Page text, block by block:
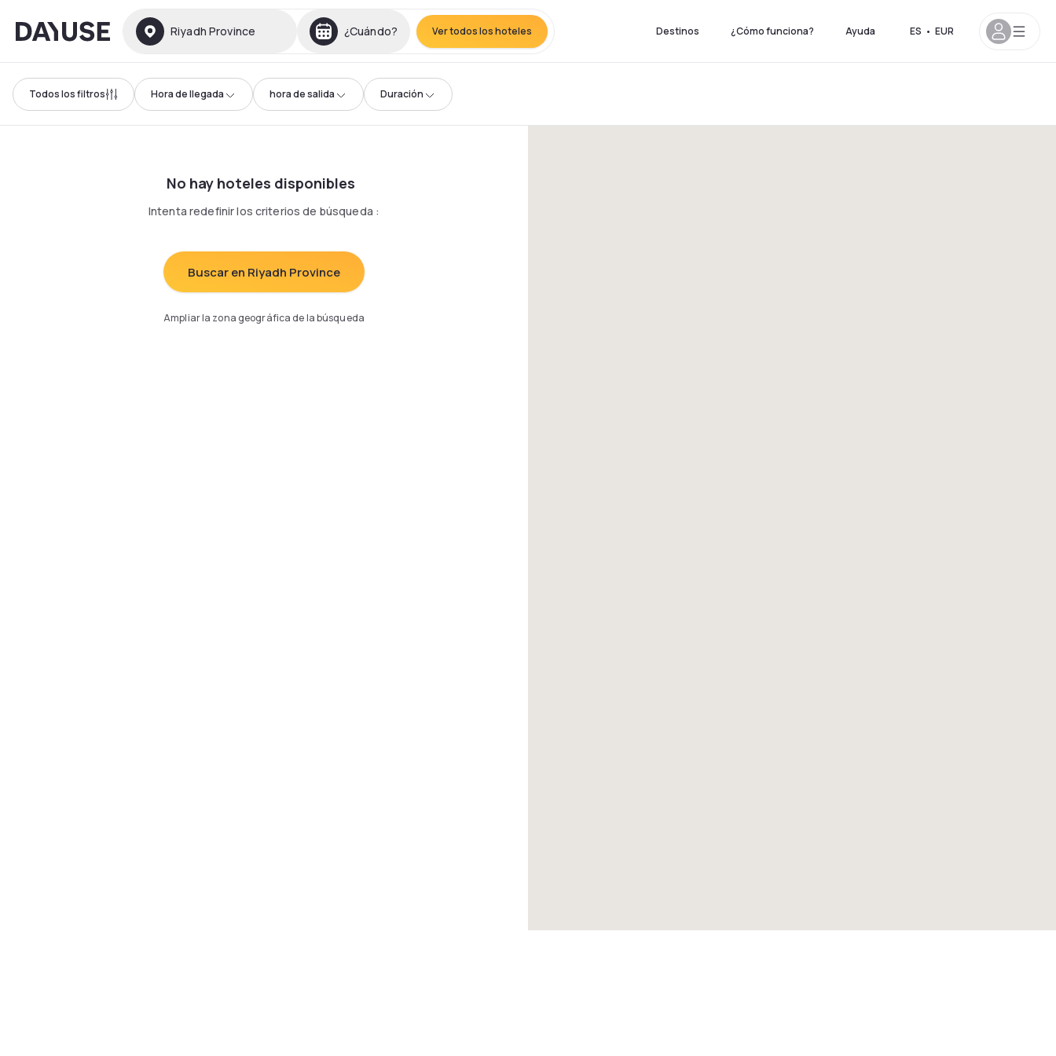
Dayuse Riyadh Province ¿Cuándo? Ver todos los hoteles Destinos ¿Cómo funciona? Ayuda ES • EUR
Todos los filtros Hora de llegada hora de salida Duración
No hay hoteles disponibles
Intenta redefinir los criterios de búsqueda :
Buscar en Riyadh Province
Ampliar la zona geográfica de la búsqueda